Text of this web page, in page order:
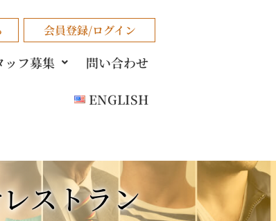
会員登録/ログイン
ッフ募集 問い合わせ
ENGLISH
ストラン